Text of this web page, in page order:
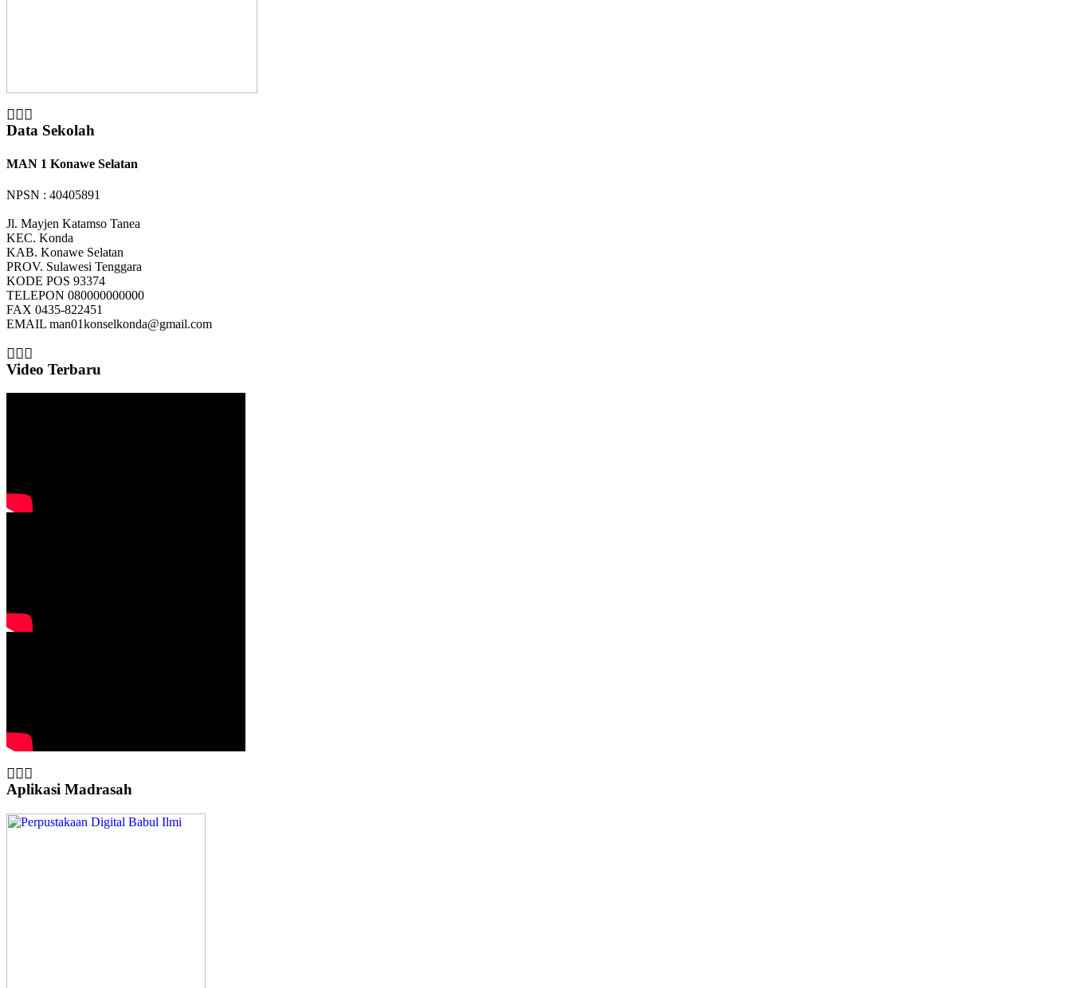
Data Sekolah
MAN 1 Konawe Selatan
NPSN : 40405891
Jl. Mayjen Katamso Tanea
KEC. Konda
KAB. Konawe Selatan
PROV. Sulawesi Tenggara
KODE POS 93374
TELEPON 080000000000
FAX 0435-822451
EMAIL man01konselkonda@gmail.com
Video Terbaru
Aplikasi Madrasah